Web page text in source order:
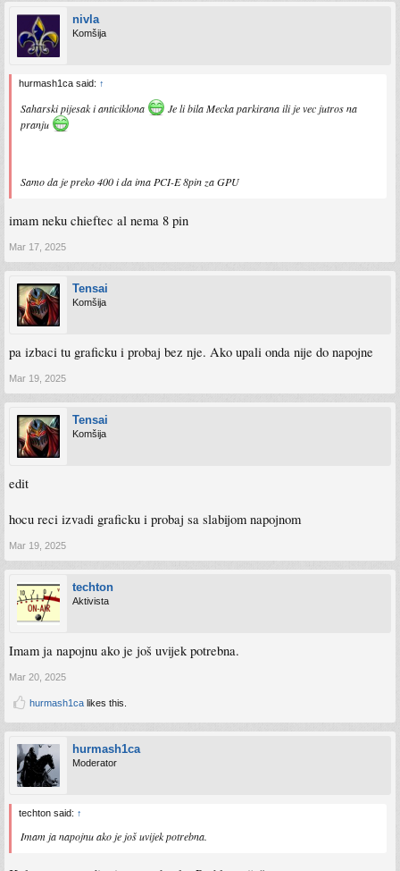
nivla
Komšija
hurmash1ca said: ↑
Saharski pijesak i anticiklona
Je li bila Mecka parkirana ili je vec jutros na
pranju
Samo da je preko 400 i da ima PCI-E 8pin za GPU
imam neku chieftec al nema 8 pin
Mar 17, 2025
Tensai
Komšija
pa izbaci tu graficku i probaj bez nje. Ako upali onda nije do napojne
Mar 19, 2025
Tensai
Komšija
edit
hocu reci izvadi graficku i probaj sa slabijom napojnom
Mar 19, 2025
techton
Aktivista
Imam ja napojnu ako je još uvijek potrebna.
Mar 20, 2025
hurmash1ca likes this.
hurmash1ca
Moderator
techton said: ↑
Imam ja napojnu ako je još uvijek potrebna.